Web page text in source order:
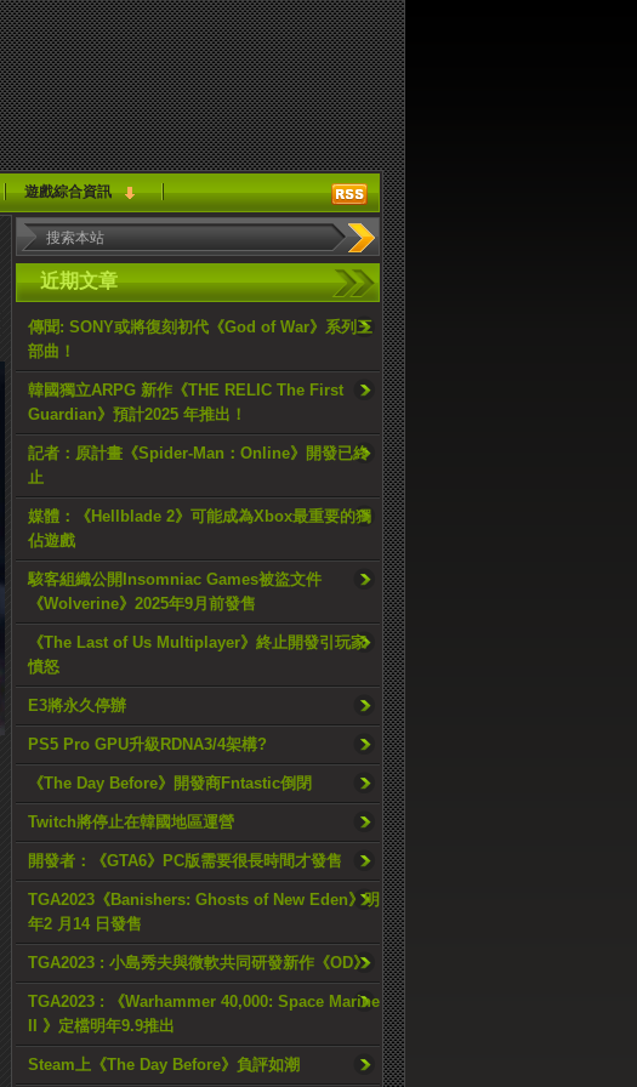
遊戲綜合資訊
近期文章
傳聞: SONY或將復刻初代《God of War》系列三
部曲！
韓國獨立ARPG 新作《THE RELIC The First
Guardian》預計2025 年推出！
記者：原計畫《Spider-Man：Online》開發已終
止
媒體：《Hellblade 2》可能成為Xbox最重要的獨
佔遊戲
駭客組織公開Insomniac Games被盜文件
《Wolverine》2025年9月前發售
《The Last of Us Multiplayer》終止開發引玩家
憤怒
E3將永久停辦
PS5 Pro GPU升級RDNA3/4架構?
《The Day Before》開發商Fntastic倒閉
Twitch將停止在韓國地區運營
開發者：《GTA6》PC版需要很長時間才發售
TGA2023《Banishers: Ghosts of New Eden》明
年2 月14 日發售
TGA2023 : 小島秀夫與微軟共同研發新作《OD》
TGA2023 : 《Warhammer 40,000: Space Marine
II 》定檔明年9.9推出
Steam上《The Day Before》負評如潮